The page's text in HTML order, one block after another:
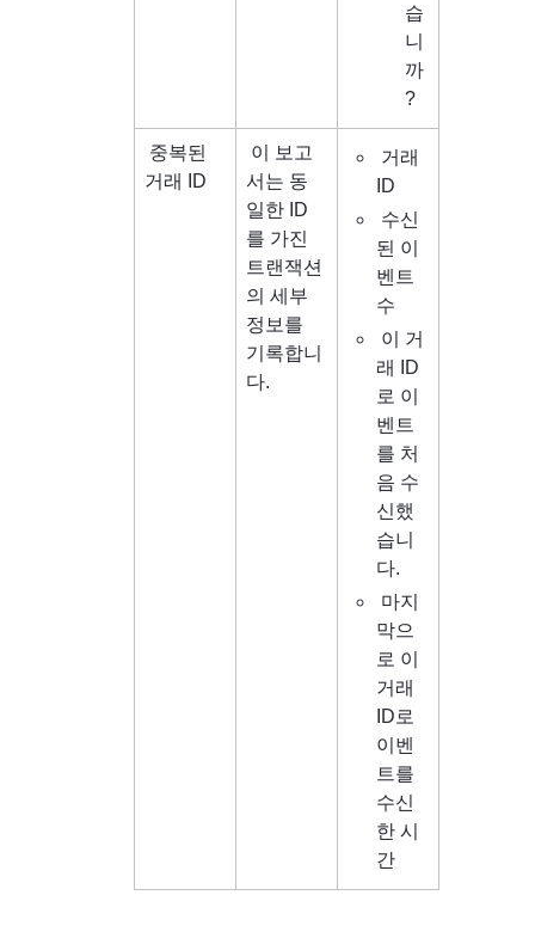
습
니
까
?
거래 ID
이 보고
서는 동
일한 ID
를 가진
트랜잭션
의 세부
정보를
기록합니
다.
ID
된 이
벤트
수
래 ID
로 이
벤트
를 처
음 수
신했
습니
다.
막으
로 이
거래
ID로
이벤
트를
수신
한 시
간